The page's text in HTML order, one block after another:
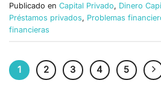
Publicado en Capital Privado, Dinero
Préstamos privados, Problemas
financieras
1 2 3 4 5